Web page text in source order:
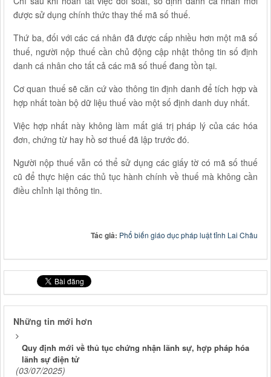
được sử dụng chính thức thay thế mã số thuế.
Thứ ba, đối với các cá nhân đã được cấp nhiều hơn một mã số
thuế, người nộp thuế cần chủ động cập nhật thông tin số định
danh cá nhân cho tất cả các mã số thuế đang tồn tại.
Cơ quan thuế sẽ căn cứ vào thông tin định danh để tích hợp và
hợp nhất toàn bộ dữ liệu thuế vào một số định danh duy nhất.
Việc hợp nhất này không làm mất giá trị pháp lý của các hóa
đơn, chứng từ hay hồ sơ thuế đã lập trước đó.
Người nộp thuế vẫn có thể sử dụng các giấy tờ có mã số thuế
cũ để thực hiện các thủ tục hành chính về thuế mà không cần
điều chỉnh lại thông tin.
Tác giả: Phổ biến giáo dục pháp luật tỉnh Lai Châu
Những tin mới hơn
Quy định mới về thủ tục chứng nhận lãnh sự, hợp pháp hóa
lãnh sự điện tử
(03/07/2025)